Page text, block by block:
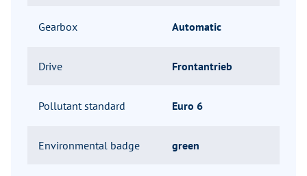
Gearbox Automatic
Drive Frontantrieb
Pollutant standard Euro 6
Environmental badge green